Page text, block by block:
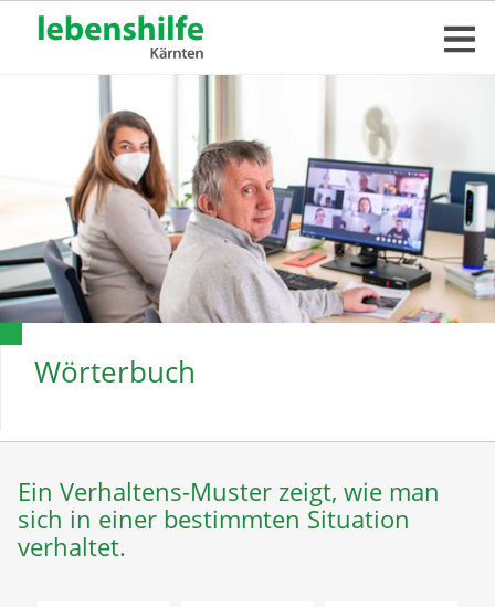
Wörterbuch
Ein Verhaltens-Muster zeigt, wie man
sich in einer bestimmten Situation
verhaltet.